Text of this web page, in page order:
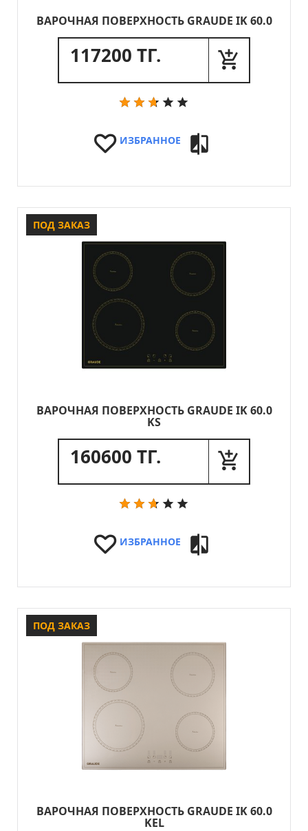
ВАРОЧНАЯ ПОВЕРХНОСТЬ GRAUDE IK 60.0
117200 ТГ.
ИЗБРАННОЕ
ВАРОЧНАЯ ПОВЕРХНОСТЬ GRAUDE IK 60.0
KS
160600 ТГ.
ИЗБРАННОЕ
ПОД ЗАКАЗ
ВАРОЧНАЯ ПОВЕРХНОСТЬ GRAUDE IK 60.0
KEL
ПОД ЗАКАЗ